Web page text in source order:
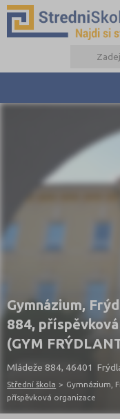
Gymnázium,
884,
(GYM
Mládeže 884, 46401
Střední škola > Gymnázium,
příspěvková organizace